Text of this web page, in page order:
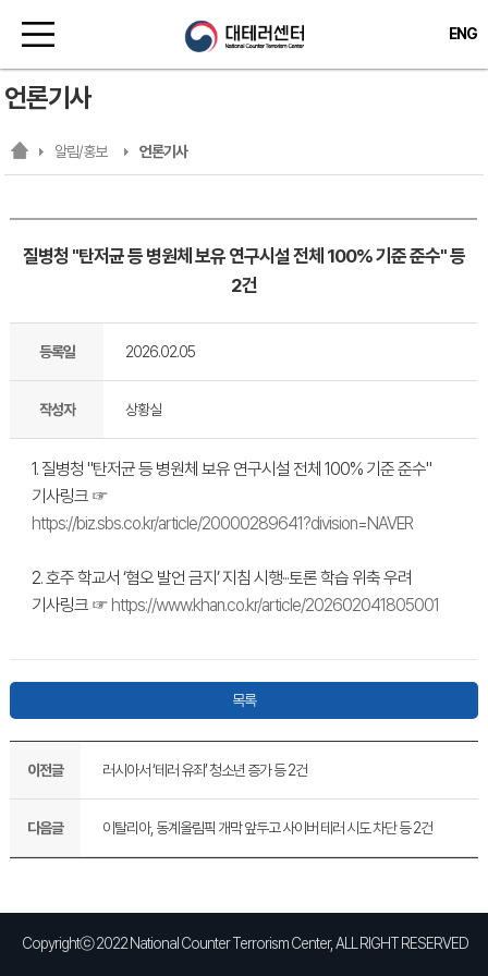
ENG
알림/홍보 언론기사
언론기사
질병청 "탄저균 등 병원체 보유 연구시설 전체 100% 기준 준수" 등
2건
등록일 2026.02.05
작성자 상황실
1. 질병청 "탄저균 등 병원체 보유 연구시설 전체 100% 기준 준수"
기사링크 ☞
https://biz.sbs.co.kr/article/20000289641?division=NAVER
2. 호주 학교서 ‘혐오 발언 금지’ 지침 시행···토론 학습 위축 우려
기사링크 ☞ https://www.khan.co.kr/article/202602041805001
목록
이전글 러시아서 ‘테러 유죄’ 청소년 증가 등 2건
다음글 이탈리아, 동계올림픽 개막 앞두고 사이버 테러 시도 차단 등 2건
Copyrightⓒ 2022 National Counter Terrorism Center, ALL RIGHT RESERVED